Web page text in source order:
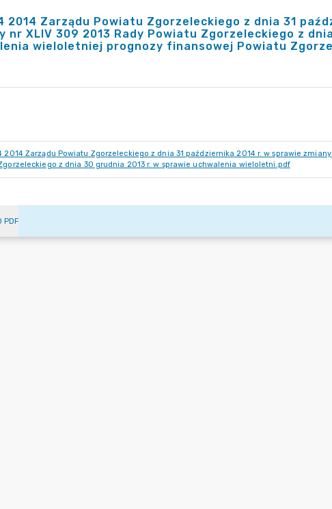
2014 Zarządu Powiatu Zgorzeleckiego z dnia 31
nr XLIV 309 2013 Rady Powiatu Zgorzeleckiego z
wieloletniej prognozy finansowej Powiatu
2014 Zarządu Powiatu Zgorzeleckiego z dnia 31 października 2014 r. w sprawie zmiany
z dnia 30 grudnia 2013 r. w sprawie uchwalenia wieloletni.pdf
PDF